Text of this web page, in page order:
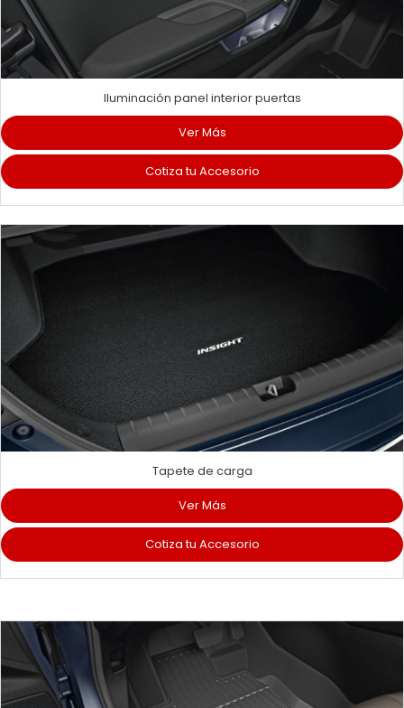
Iluminación panel interior puertas
Ver Más
Cotiza tu Accesorio
Tapete de carga
Ver Más
Cotiza tu Accesorio